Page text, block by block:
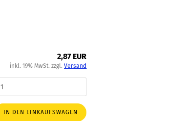
2,87 EUR
inkl. 19% MwSt. zzgl.Versand
IN DEN EINKAUFSWAGEN